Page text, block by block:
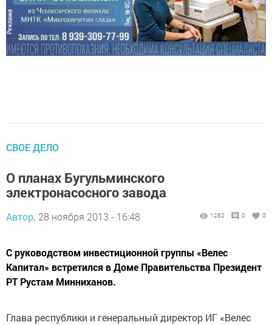
СВОЕ ДЕЛО
О планах Бугульминского
электронасосного завода
Автор, 28 ноября 2013 - 16:48 1282 0 0
С руководством инвестиционной группы «Велес
Капитал» встретился в Доме Правительства Президент
РТ Рустам Минниханов.
Глава республики и генеральный директор ИГ «Велес